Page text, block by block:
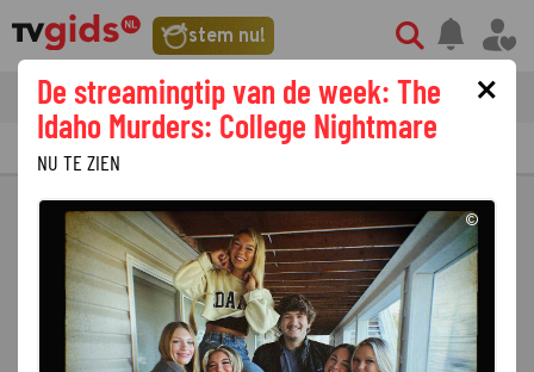
stem nu!
tvgids streaming nieuws
PRIMETIME GEMIST
×
De streamingtip van de week: The
Idaho Murders: College Nightmare
NU TE ZIEN
©